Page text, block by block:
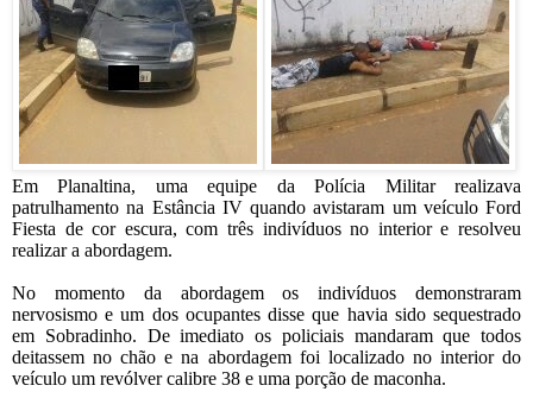
Em Planaltina, uma equipe da Polícia Militar realizava
patrulhamento na Estância IV quando avistaram um veículo Ford
Fiesta de cor escura, com três indivíduos no interior e resolveu
realizar a abordagem.
No momento da abordagem os indivíduos demonstraram
nervosismo e um dos ocupantes disse que havia sido sequestrado
em Sobradinho. De imediato os policiais mandaram que todos
deitassem no chão e na abordagem foi localizado no interior do
veículo um revólver calibre 38 e uma porção de maconha.